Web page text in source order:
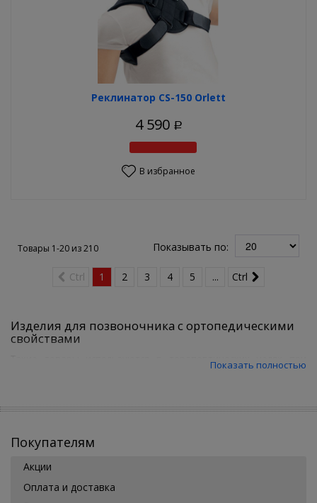
Реклинатор CS-150 Orlett
4 590 Р
В избранное
Показывать по:
Товары 1-20 из210
Ctrl 1 2 3 4 5 ... Ctrl
Изделия для позвоночника с ортопедическими
свойствами
разнообразных болезнях и повреждениях любых участков
данную область и это способствует достижению
позвоночника в Москве используются в результате разных
обстоятельств: в случае растяжения или перелома, при
необходимости коррекции. Ими пользуются для лечения в
домашних условиях, либо в лечебных целях при совмещении с
повседневной деятельностью или стационарно при постановке
Показать полностью
Покупателям
Акции
Оплата и доставка